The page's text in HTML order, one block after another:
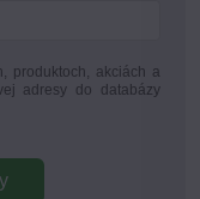
produktoch, akciách a
adresy do databázy